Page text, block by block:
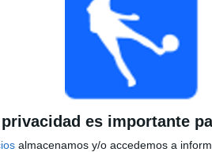
es importante
almacenamos y/o accedemos a
CANALES POR
PARTIDO
24
Total